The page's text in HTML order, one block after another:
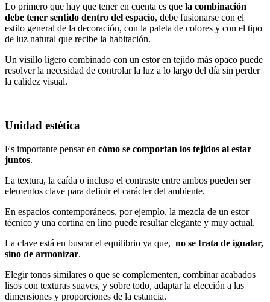
Lo primero que hay que tener en cuenta es que la combinación
debe tener sentido dentro del espacio, debe fusionarse con el
estilo general de la decoración, con la paleta de colores y con el tipo
de luz natural que recibe la habitación.
Un visillo ligero combinado con un estor en tejido más opaco puede
resolver la necesidad de controlar la luz a lo largo del día sin perder
la calidez visual.
Unidad estética
Es importante pensar en cómo se comportan los tejidos al estar
juntos.
La textura, la caída o incluso el contraste entre ambos pueden ser
elementos clave para definir el carácter del ambiente.
En espacios contemporáneos, por ejemplo, la mezcla de un estor
técnico y una cortina en lino puede resultar elegante y muy actual.
La clave está en buscar el equilibrio ya que, no se trata de igualar,
sino de armonizar.
Elegir tonos similares o que se complementen, combinar acabados
lisos con texturas suaves, y sobre todo, adaptar la elección a las
dimensiones y proporciones de la estancia.